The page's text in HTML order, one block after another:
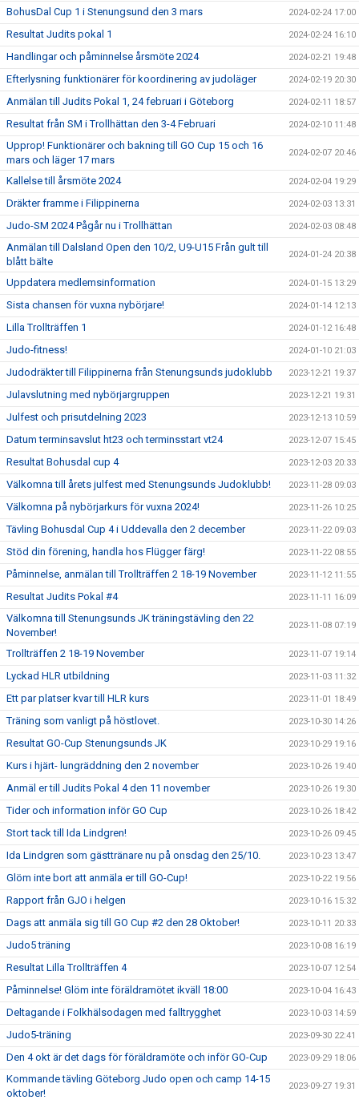
BohusDal Cup 1 i Stenungsund den 3 mars 2024-02-24 17:00
Resultat Judits pokal 1 2024-02-24 16:10
Handlingar och påminnelse årsmöte 2024 2024-02-21 19:48
Efterlysning funktionärer för koordinering av judoläger 2024-02-19 20:30
Anmälan till Judits Pokal 1, 24 februari i Göteborg 2024-02-11 18:57
Resultat från SM i Trollhättan den 3-4 Februari 2024-02-10 11:48
Upprop! Funktionärer och bakning till GO Cup 15 och 16
mars och läger 17 mars
2024-02-07 20:46
Kallelse till årsmöte 2024 2024-02-04 19:29
Dräkter framme i Filippinerna 2024-02-03 13:31
Judo-SM 2024 Pågår nu i Trollhättan 2024-02-03 08:48
Anmälan till Dalsland Open den 10/2, U9-U15 Från gult till
blått bälte
2024-01-24 20:38
Uppdatera medlemsinformation 2024-01-15 13:29
Sista chansen för vuxna nybörjare! 2024-01-14 12:13
Lilla Trollträffen 1 2024-01-12 16:48
Judo-fitness! 2024-01-10 21:03
Judodräkter till Filippinerna från Stenungsunds judoklubb 2023-12-21 19:37
Julavslutning med nybörjargruppen 2023-12-21 19:31
Julfest och prisutdelning 2023 2023-12-13 10:59
Datum terminsavslut ht23 och terminsstart vt24 2023-12-07 15:45
Resultat Bohusdal cup 4 2023-12-03 20:33
Välkomna till årets julfest med Stenungsunds Judoklubb! 2023-11-28 09:03
Välkomna på nybörjarkurs för vuxna 2024! 2023-11-26 10:25
Tävling Bohusdal Cup 4 i Uddevalla den 2 december 2023-11-22 09:03
Stöd din förening, handla hos Flügger färg! 2023-11-22 08:55
Påminnelse, anmälan till Trollträffen 2 18-19 November 2023-11-12 11:55
Resultat Judits Pokal #4 2023-11-11 16:09
Välkomna till Stenungsunds JK träningstävling den 22
November!
2023-11-08 07:19
Trollträffen 2 18-19 November 2023-11-07 19:14
Lyckad HLR utbildning 2023-11-03 11:32
Ett par platser kvar till HLR kurs 2023-11-01 18:49
Träning som vanligt på höstlovet. 2023-10-30 14:26
Resultat GO-Cup Stenungsunds JK 2023-10-29 19:16
Kurs i hjärt- lungräddning den 2 november 2023-10-26 19:40
Anmäl er till Judits Pokal 4 den 11 november 2023-10-26 19:30
Tider och information inför GO Cup 2023-10-26 18:42
Stort tack till Ida Lindgren! 2023-10-26 09:45
Ida Lindgren som gästtränare nu på onsdag den 25/10. 2023-10-23 13:47
Glöm inte bort att anmäla er till GO-Cup! 2023-10-22 19:56
Rapport från GJO i helgen 2023-10-16 15:32
Dags att anmäla sig till GO Cup #2 den 28 Oktober! 2023-10-11 20:33
Judo5 träning 2023-10-08 16:19
Resultat Lilla Trollträffen 4 2023-10-07 12:54
Påminnelse! Glöm inte föräldramötet ikväll 18:00 2023-10-04 16:43
Deltagande i Folkhälsodagen med falltrygghet 2023-10-03 14:59
Judo5-träning 2023-09-30 22:41
Den 4 okt är det dags för föräldramöte och inför GO-Cup 2023-09-29 18:06
Kommande tävling Göteborg Judo open och camp 14-15
oktober!
2023-09-27 19:31